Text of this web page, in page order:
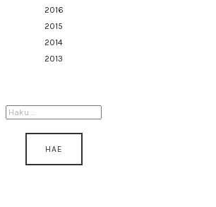
2016
2015
2014
2013
HAKU: